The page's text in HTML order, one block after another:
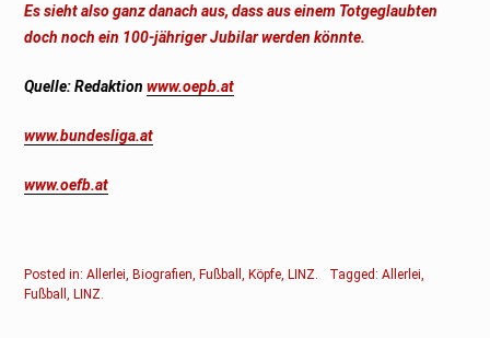
Es sieht also ganz danach aus, dass aus einem Totgeglaubten
doch noch ein 100-jähriger Jubilar werden könnte.
Quelle: Redaktionwww.oepb.at
www.bundesliga.at
www.oefb.at
Posted in:Allerlei,Biografien,Fußball,Köpfe,LINZ. Tagged:Allerlei,
Fußball,LINZ.